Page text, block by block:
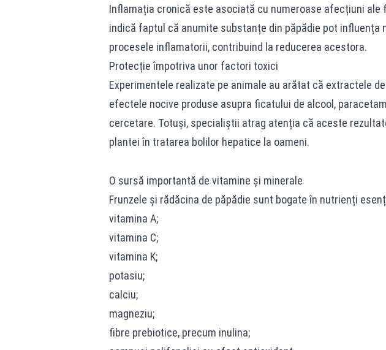
Inflamația cronică este asociată cu numeroase afecțiuni ale
indică faptul că anumite substanțe din păpădie pot influența
procesele inflamatorii, contribuind la reducerea acestora.
Protecție împotriva unor factori toxici
Experimentele realizate pe animale au arătat că extractele
efectele nocive produse asupra ficatului de alcool,
cercetare. Totuși, specialiștii atrag atenția că aceste
plantei în tratarea bolilor hepatice la oameni.
O sursă importantă de vitamine și minerale
Frunzele și rădăcina de păpădie sunt bogate în nutrienți
vitamina A;
vitamina C;
vitamina K;
potasiu;
calciu;
magneziu;
fibre prebiotice, precum inulina;